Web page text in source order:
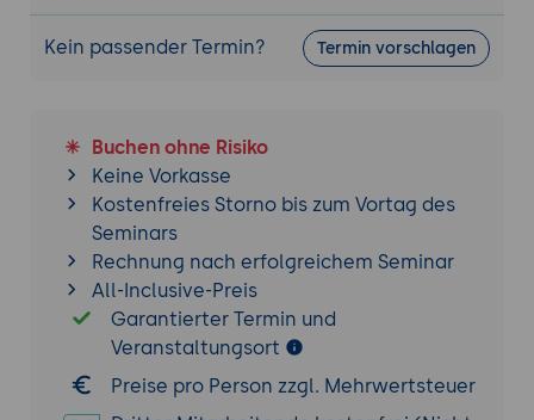
Dateien für spätere Analyse
Datenvisualisierung und Erstellung von
Darstellung von Daten
Anpassung von Diagrammformaten und
Achsenskalierungen
Integration von Diagrammen in die
Benutzeroberfläche
Datenkommunikation zwischen
verschiedenen VIs und Geräten
Verwendung von LabVIEW-Schnittstellen
wie TCP/IP, UDP oder serielle
Kein passender Termin? Termin vorschlagen
Buchen ohne Risiko
Keine Vorkasse
Kostenfreies Storno bis zum Vortag des
Seminars
Rechnung nach erfolgreichem Seminar
All-Inclusive-Preis
Garantierter Termin und
Veranstaltungsort
Preise pro Person zzgl. Mehrwertsteuer